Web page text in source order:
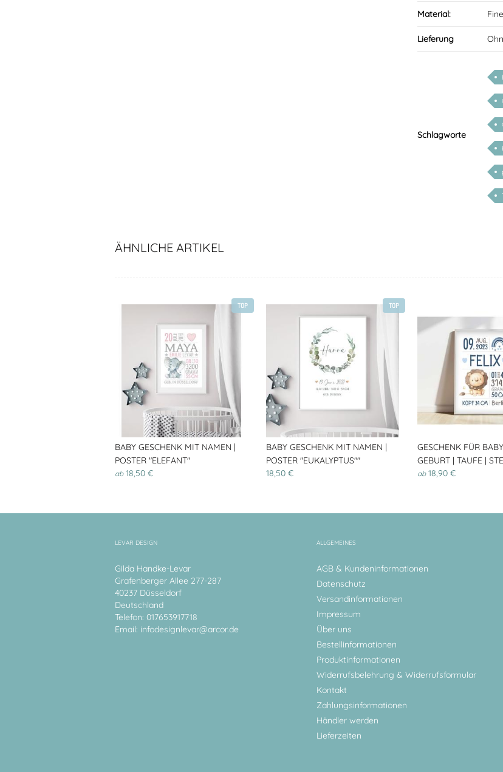
Material:
Lieferung
Schlagworte
ÄHNLICHE ARTIKEL
TOP
BABY GESCHENK MIT NAMEN |
POSTER "ELEFANT"
ab18,50 €
TOP
BABY GESCHENK MIT NAMEN |
POSTER "EUKALYPTUS""
18,50 €
GESCHENK FÜR
GEBURT | TAUFE |
ab18,90 €
LEVAR DESIGN
Gilda Handke-Levar
Grafenberger Allee 277-287
40237 Düsseldorf
Deutschland
Telefon: 017653917718
Email: infodesignlevar@arcor.de
ALLGEMEINES
AGB & Kundeninformationen
Datenschutz
Versandinformationen
Impressum
Über uns
Bestellinformationen
Produktinformationen
Widerrufsbelehrung & Widerrufsformular
Kontakt
Zahlungsinformationen
Händler werden
Lieferzeiten